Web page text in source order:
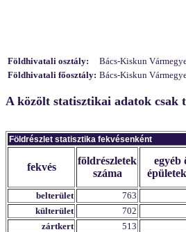
Földhivatali osztály:
Bács-Kiskun
Földhivatali főosztály: Bács-Kiskun
A közölt statisztikai adatok csak
Földrészlet statisztika fekvésenként
fekvés
földrészletek
száma
egyéb
belterület 763
külterület
702
zártkert
513